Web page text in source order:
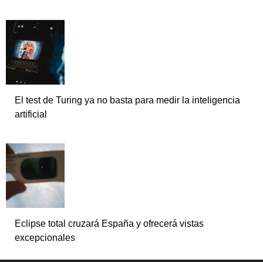
El test de Turing ya no basta para medir la inteligencia
artificial
Eclipse total cruzará España y ofrecerá vistas
excepcionales